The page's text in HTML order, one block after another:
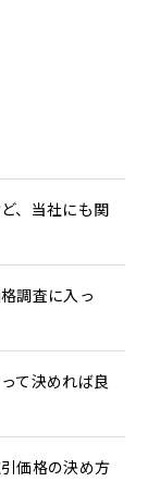
、当社にも関
調査に入っ
て決めれば良
価格の決め方